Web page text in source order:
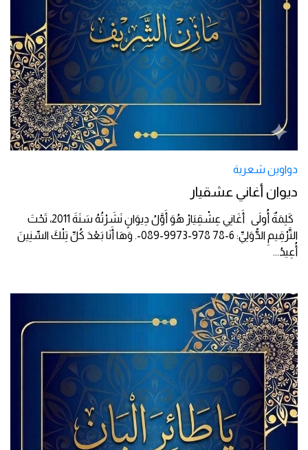
دواوين شعرية
ديوان أغاني عشقيار
كَلِمَةٌ أُولَى أَغَانِي عِشْقِيَارْ هُوَ أَوَّلُ دِيوَانٍ نَشَرْتُهُ سَنَةَ 2011، تَحْتَ
التَّرْقِيمِ الدُّوَلِيِّ: 6-78 978-9973-089-. وَهَا أَنَا بَعْدَ كُلِّ تِلْكَ السِّنِينَ
أُعِيدُ...